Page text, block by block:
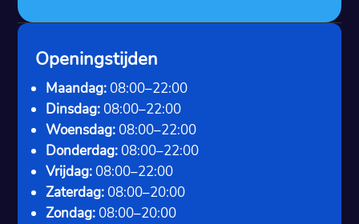
Openingstijden
Maandag: 08:00–22:00
Dinsdag: 08:00–22:00
Woensdag: 08:00–22:00
Donderdag: 08:00–22:00
Vrijdag: 08:00–22:00
Zaterdag: 08:00–20:00
Zondag: 08:00–20:00